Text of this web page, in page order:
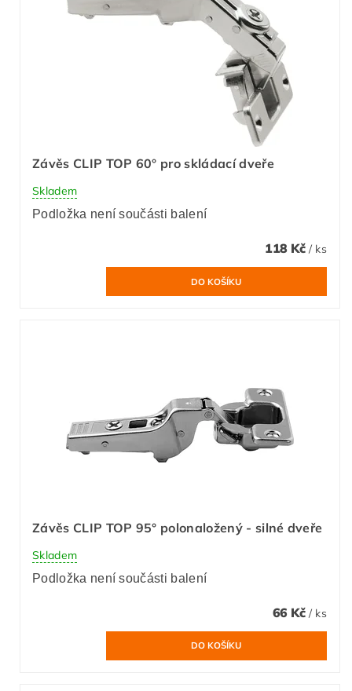
Závěs CLIP TOP 60° pro skládací dveře
Skladem
Podložka není součásti balení
118 Kč / ks
Závěs CLIP TOP 95° polonaložený - silné dveře
Skladem
Podložka není součásti balení
66 Kč / ks